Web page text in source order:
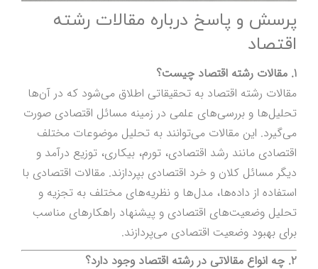
پرسش و پاسخ درباره مقالات رشته
اقتصاد
1. مقالات رشته اقتصاد چیست؟
مقالات رشته اقتصاد به تحقیقاتی اطلاق می‌شود که در آن‌ها
تحلیل‌ها و بررسی‌های علمی در زمینه مسائل اقتصادی صورت
می‌گیرد. این مقالات می‌توانند به تحلیل موضوعات مختلف
اقتصادی مانند رشد اقتصادی، تورم، بیکاری، توزیع درآمد و
دیگر مسائل کلان و خرد اقتصادی بپردازند. مقالات اقتصادی با
استفاده از داده‌ها، مدل‌ها و نظریه‌های مختلف به تجزیه و
تحلیل وضعیت‌های اقتصادی و پیشنهاد راهکارهای مناسب
برای بهبود وضعیت اقتصادی می‌پردازند.
2. چه انواع مقالاتی در رشته اقتصاد وجود دارد؟